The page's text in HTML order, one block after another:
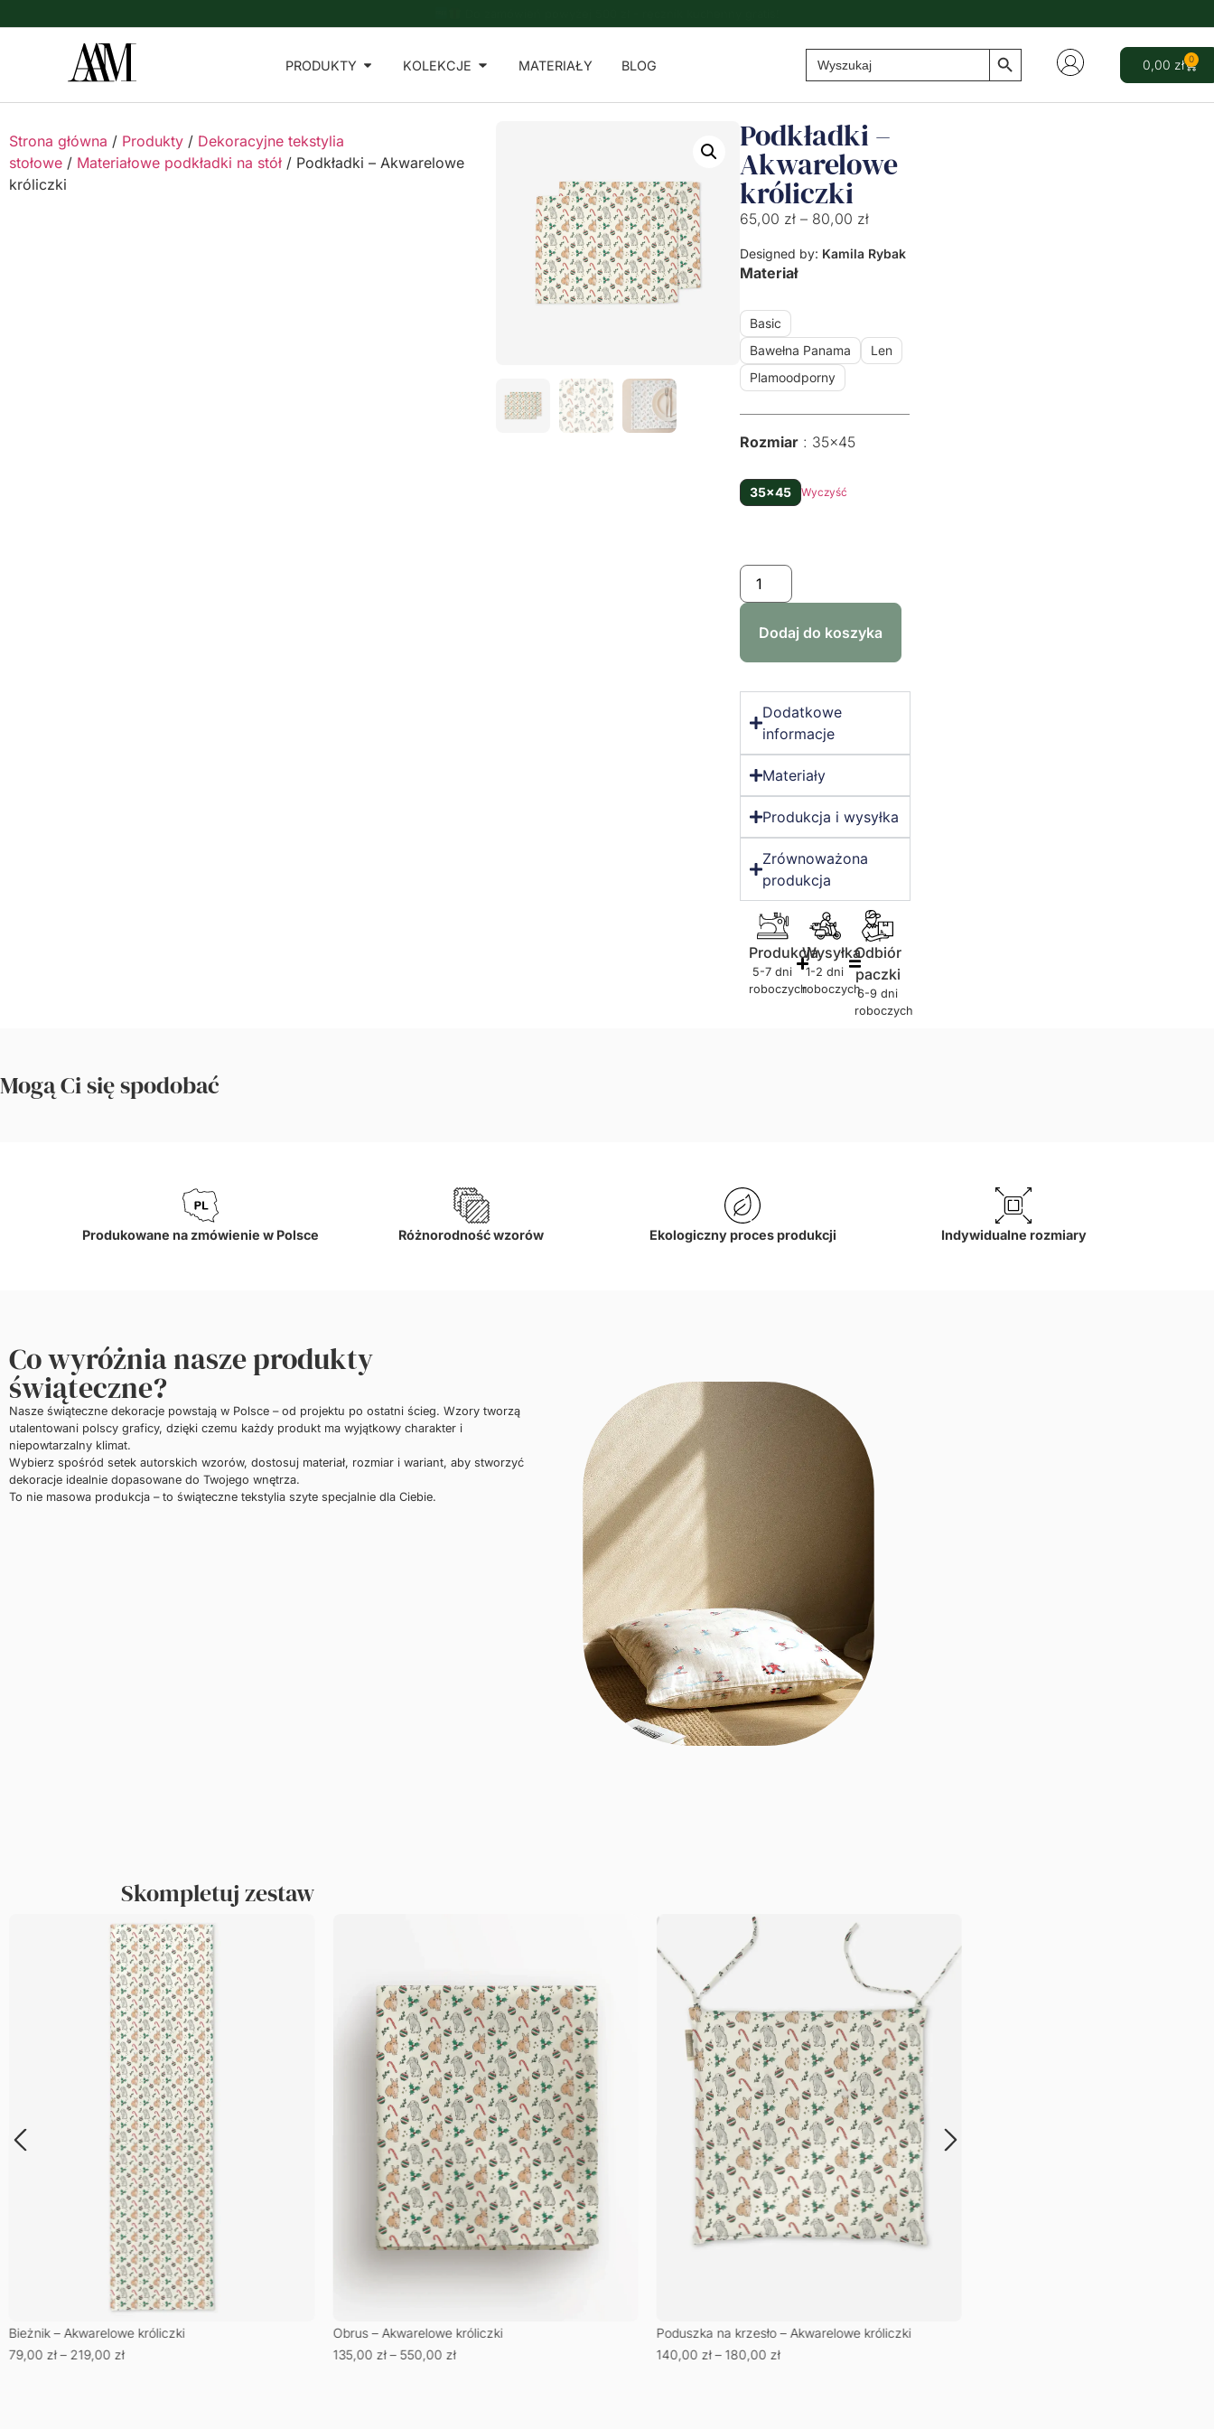
PRODUKTY KOLEKCJE MATERIAŁY BLOG
Search
for:
Search Button
0,00 zł 0
Strona główna / Produkty / Dekoracyjne tekstylia
stołowe / Materiałowe podkładki na stół / Podkładki – Akwarelowe
króliczki
Podkładki –
Akwarelowe
króliczki
65,00 zł – 80,00 zł
Designed by: Kamila Rybak
Materiał
Basic
Bawełna Panama
Len
Plamoodporny
Rozmiar 35x45
35x45 Wyczyść
Dodaj do koszyka
Dodatkowe
informacje
Materiały
Produkcja i wysyłka
Zrównoważona
produkcja
Produkcja
5-7 dni
roboczych
Wysyłka
1-2 dni
roboczych
Odbiór
paczki
6-9 dni
roboczych
Mogą Ci się spodobać
Produkowane na zmówienie w Polsce Różnorodność wzorów Ekologiczny proces produkcji Indywidualne rozmiary
Co wyróżnia nasze produkty
świąteczne?
Nasze świąteczne dekoracje powstają w Polsce – od projektu po ostatni ścieg. Wzory tworzą
utalentowani polscy graficy, dzięki czemu każdy produkt ma wyjątkowy charakter i
niepowtarzalny klimat.
Wybierz spośród setek autorskich wzorów, dostosuj materiał, rozmiar i wariant, aby stworzyć
dekoracje idealnie dopasowane do Twojego wnętrza.
To nie masowa produkcja – to świąteczne tekstylia szyte specjalnie dla Ciebie.
Skompletuj zestaw
Bieżnik – Akwarelowe króliczki
79,00 zł – 219,00 zł
Obrus – Akwarelowe króliczki
135,00 zł – 550,00 zł
Poduszka na krzesło – Akwarelowe króliczki
140,00 zł – 180,00 zł